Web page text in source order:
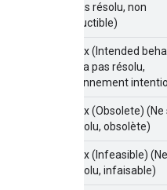
sera pas résolu, non
reproductible)
Won't fix (Intended
(Ne sera pas résolu,
fonctionnement
Won't fix (Obsolete) (Ne
pas résolu, obsolète)
Won't fix (Infeasible)
pas résolu, infaisable)